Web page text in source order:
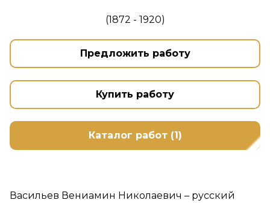
(1872 - 1920)
Предложить работу
Купить работу
Каталог работ (1)
Васильев Вениамин Николаевич – русский